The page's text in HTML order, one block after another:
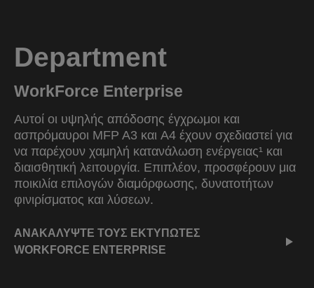
Department
WorkForce Enterprise
Αυτοί οι υψηλής απόδοσης έγχρωμοι και
ασπρόμαυροι MFP A3 και A4 έχουν σχεδιαστεί για
να παρέχουν χαμηλή κατανάλωση ενέργειας¹ και
διαισθητική λειτουργία. Επιπλέον, προσφέρουν μια
ποικιλία επιλογών διαμόρφωσης, δυνατοτήτων
φινιρίσματος και λύσεων.
ΑΝΑΚΑΛΥΨΤΕ ΤΟΥΣ ΕΚΤΥΠΩΤΕΣ
WORKFORCE ENTERPRISE